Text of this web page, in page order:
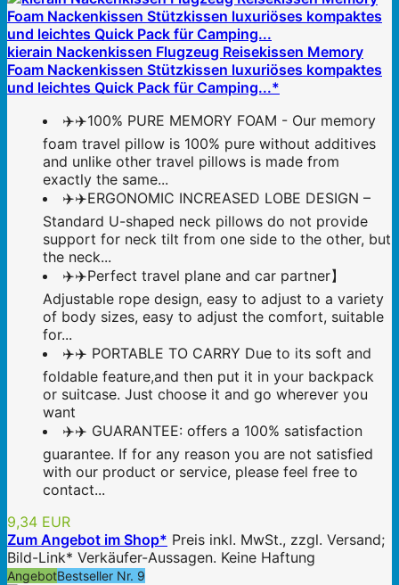
kierain Nackenkissen Flugzeug Reisekissen Memory
Foam Nackenkissen Stützkissen luxuriöses kompaktes
und leichtes Quick Pack für Camping...*
✈️✈️100% PURE MEMORY FOAM - Our memory
foam travel pillow is 100% pure without additives
and unlike other travel pillows is made from
exactly the same...
✈️✈️ERGONOMIC INCREASED LOBE DESIGN –
Standard U-shaped neck pillows do not provide
support for neck tilt from one side to the other, but
the neck...
✈️✈️Perfect travel plane and car partner】
Adjustable rope design, easy to adjust to a variety
of body sizes, easy to adjust the comfort, suitable
for...
✈️✈️ PORTABLE TO CARRY Due to its soft and
foldable feature,and then put it in your backpack
or suitcase. Just choose it and go wherever you
want
✈️✈️ GUARANTEE: offers a 100% satisfaction
guarantee. If for any reason you are not satisfied
with our product or service, please feel free to
contact...
9,34 EUR
Zum Angebot im Shop* Preis inkl. MwSt., zzgl. Versand;
Bild-Link* Verkäufer-Aussagen. Keine Haftung
AngebotBestseller Nr. 9